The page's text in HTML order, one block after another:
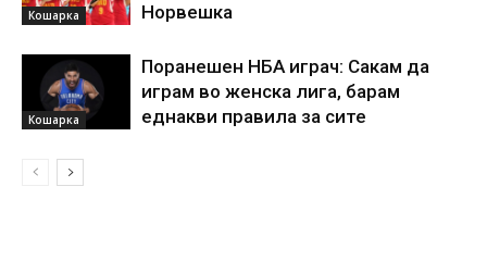
Кошарка
Норвешка
Кошарка
Поранешен НБА играч: Сакам да
играм во женска лига, барам
еднакви правила за сите